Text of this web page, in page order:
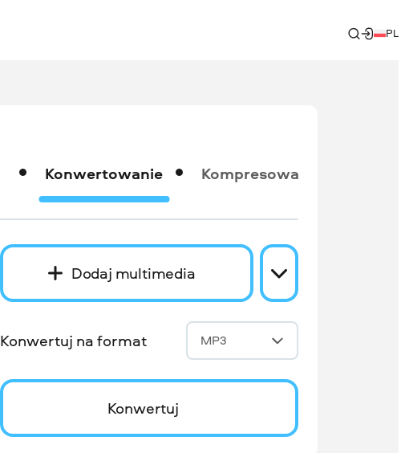
PL
Konwertowanie Kompresowanie
Dodaj multimedia
Konwertuj na format MP3
Konwertuj